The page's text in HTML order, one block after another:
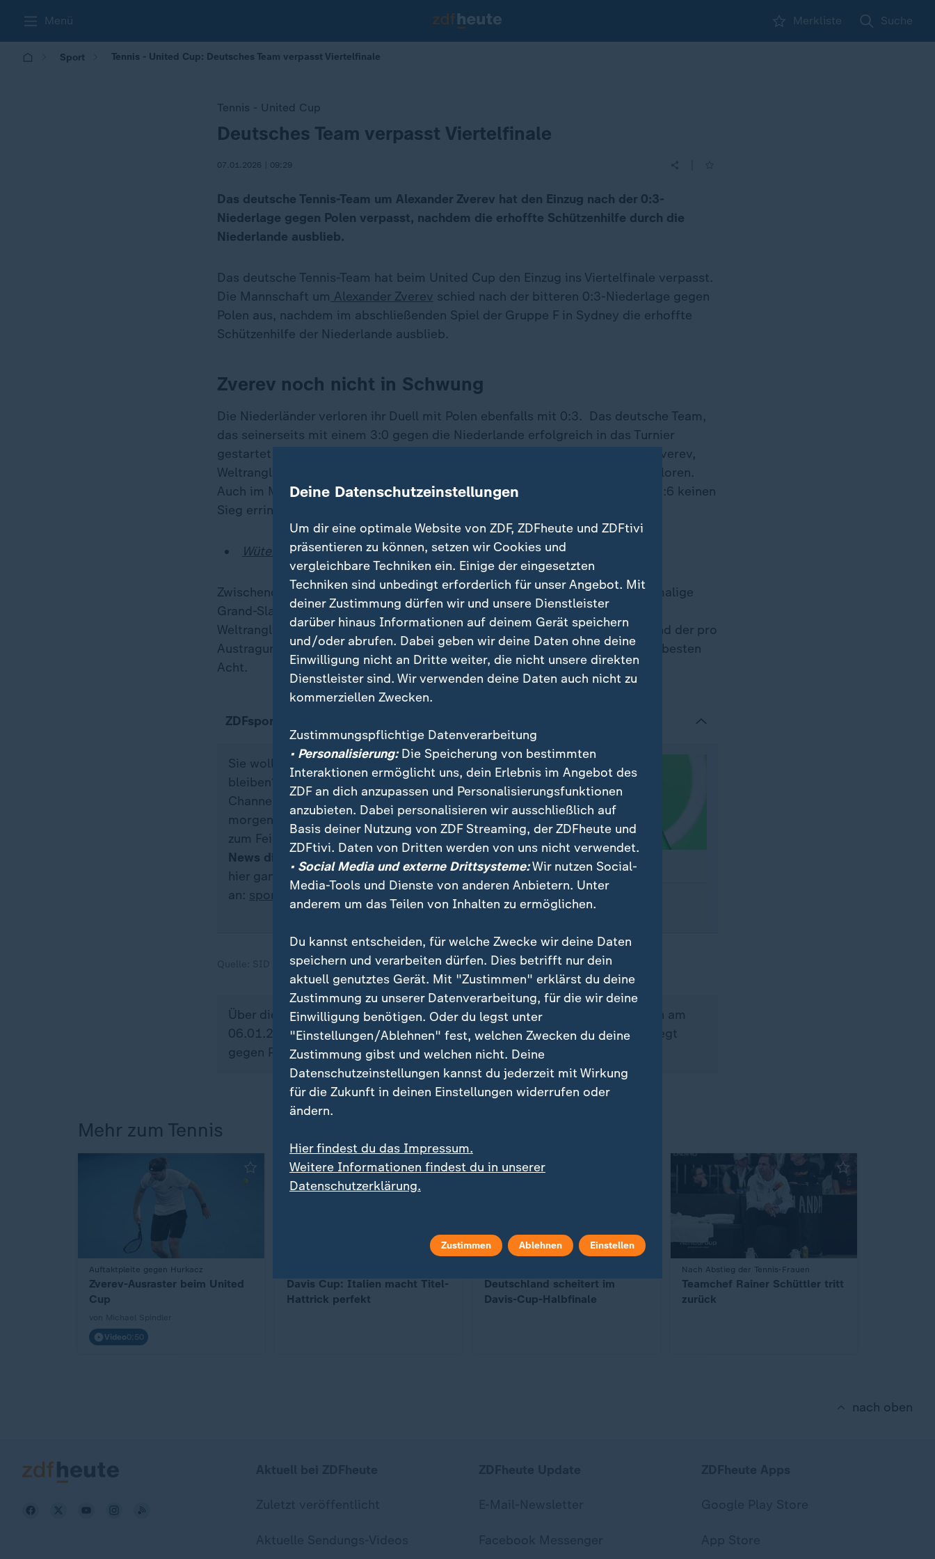
Menü Merkliste Suche
Sport Tennis - United Cup: Deutsches Team verpasst Viertelfinale
Tennis - United Cup
:Deutsches Team verpasst Viertelfinale
07.01.2026 | 09:29
Das deutsche Tennis-Team um Alexander Zverev hat den Einzug nach der 0:3-
Niederlage gegen Polen verpasst, nachdem die erhoffte Schützenhilfe durch die
Niederlande ausblieb.
Das deutsche Tennis-Team hat beim United Cup den Einzug ins Viertelfinale verpasst.
Die Mannschaft um Alexander Zverev schied nach der bitteren 0:3-Niederlage gegen
Polen aus, nachdem im abschließenden Spiel der Gruppe F in Sydney die erhoffte
Schützenhilfe der Niederlande ausblieb.
Zverev noch nicht in Schwung
Die Niederländer verloren ihr Duell mit Polen ebenfalls mit 0:3. Das deutsche Team,
das seinerseits mit einem 3:0 gegen die Niederlande erfolgreich in das Turnier
gestartet war, hatte zuvor gegen Polen seine gute Ausgangslage verspielt. Zverev,
Weltranglistendritter aus Hamburg, hatte gegen Hubert Hurkacz 3:6, 4:6 verloren.
Auch im Mixed an der Seite von Laura Siegemund konnte er beim 6:7 (6:8) 3:6 keinen
Sieg erringen.
Wütender Zverev zertrümmert Schläger
Zwischendurch schlug sich Eva Lys als klare Außenseiterin gegen die sechsmalige
Grand-Slam-Siegerin Iga Swiatek beachtlich. Lys musste sich der
Weltranglistenzweiten 6:3, 3:6, 4:6 geschlagen geben. Die Gruppenersten und der pro
Austragungsort beste Gruppenzweite schaffen den Sprung in die Runde der besten
Acht.
ZDFsportstudio auf WhatsApp
Quelle: Reuters
Sie wollen über Sport stets auf dem Laufenden
bleiben? Dann ist unser sportstudio-WhatsApp-
Channel genau das Richtige für Sie. Egal ob
morgens zum Kaffee, mittags zum Lunch oder
zum Feierabend - erhalten Sie die wichtigsten
News direkt auf Ihr Smartphone
hier ganz einfach für unseren WhatsApp-Channel
an: sportstudio-WhatsApp-Channel
Über dieses Thema berichtete das gemeinsame ARD/ZDF-Morgenmagazin am
06.01.2026 um 05:30 Uhr in dem Beitrag "Tennis: Deutsches Team unterliegt
gegen Polen".
Mehr zum Tennis
Auftaktpleite gegen Hurkacz
:
Zverev-Ausraster beim United
Cup
Video0:50
Davis Cup: Italien macht Titel-
Hattrick perfekt
Deutschland scheitert im
Davis-Cup-Halbfinale
Nach Abstieg der Tennis-Frauen
:
Teamchef Rainer Schüttler tritt
zurück
nach oben
Deine Datenschutzeinstellungen
Um dir eine optimale Website von ZDF, ZDFheute und ZDFtivi
präsentieren zu können, setzen wir Cookies und
vergleichbare Techniken ein. Einige der eingesetzten
Techniken sind unbedingt erforderlich für unser Angebot. Mit
deiner Zustimmung dürfen wir und unsere Dienstleister
darüber hinaus Informationen auf deinem Gerät speichern
und/oder abrufen. Dabei geben wir deine Daten ohne deine
Einwilligung nicht an Dritte weiter, die nicht unsere direkten
Dienstleister sind. Wir verwenden deine Daten auch nicht zu
kommerziellen Zwecken.
Zustimmungspflichtige Datenverarbeitung
• Personalisierung:Die Speicherung von bestimmten
Interaktionen ermöglicht uns, dein Erlebnis im Angebot des
ZDF an dich anzupassen und Personalisierungsfunktionen
anzubieten. Dabei personalisieren wir ausschließlich auf
Basis deiner Nutzung von ZDF Streaming, der ZDFheute und
ZDFtivi. Daten von Dritten werden von uns nicht verwendet.
• Social Media und externe Drittsysteme:Wir nutzen Social-
Media-Tools und Dienste von anderen Anbietern. Unter
anderem um das Teilen von Inhalten zu ermöglichen.
Du kannst entscheiden, für welche Zwecke wir deine Daten
speichern und verarbeiten dürfen. Dies betrifft nur dein
aktuell genutztes Gerät. Mit "Zustimmen" erklärst du deine
Zustimmung zu unserer Datenverarbeitung, für die wir deine
Einwilligung benötigen. Oder du legst unter
"Einstellungen/Ablehnen" fest, welchen Zwecken du deine
Zustimmung gibst und welchen nicht. Deine
Datenschutzeinstellungen kannst du jederzeit mit Wirkung
für die Zukunft in deinen Einstellungen widerrufen oder
ändern.
Hier findest du das Impressum.
Weitere Informationen findest du in unserer
Datenschutzerklärung.
Zustimmen Ablehnen Einstellen